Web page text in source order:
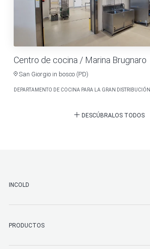
Centro de cocina / Marina Brugnaro
San Giorgio in bosco (PD)
DEPARTAMENTO DE COCINA PARA LA GRAN DISTRIBUCIÓN
DESCÚBRALOS TODOS
INCOLD
PRODUCTOS